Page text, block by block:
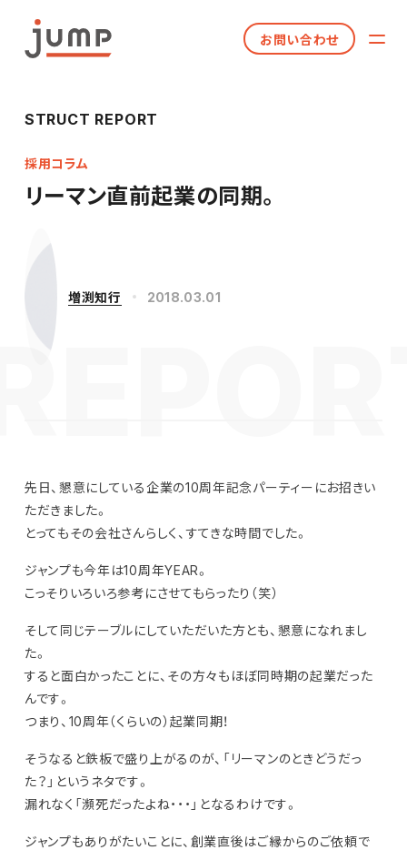
お問い合わせ
STRUCT REPORT
採用コラム
リーマン直前起業の同期。
増渕知行 2018.03.01
先日、懇意にしている企業の10周年記念パーティーにお招きい
ただきました。
とってもその会社さんらしく、すてきな時間でした。
ジャンプも今年は10周年YEAR。
こっそりいろいろ参考にさせてもらったり（笑）
そして同じテーブルにしていただいた方とも、懇意になれまし
た。
すると面白かったことに、その方々もほぼ同時期の起業だった
んです。
つまり、10周年（くらいの）起業同期！
そうなると鉄板で盛り上がるのが、「リーマンのときどうだっ
た？」というネタです。
漏れなく「瀕死だったよね・・・」となるわけです。
ジャンプもありがたいことに、創業直後はご縁からのご依頼で